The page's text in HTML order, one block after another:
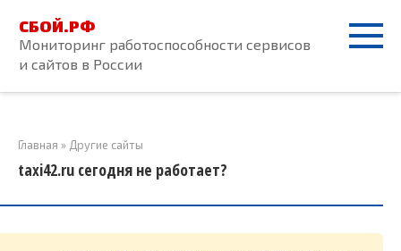
контенту
СБОЙ.РФ
Мониторинг работоспособности сервисов
и сайтов в России
Главная » Другие сайты
taxi42.ru сегодня не работает?